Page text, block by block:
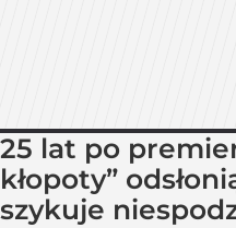
25 lat po
kłopoty”
szykuje